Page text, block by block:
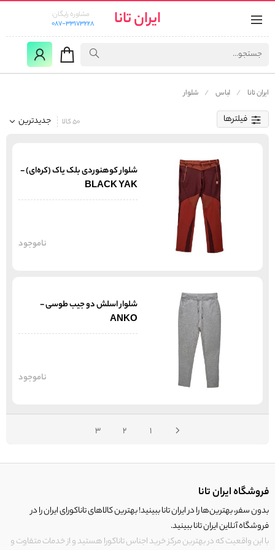
ایران تانا
مشاوره رایگان:
087-33173228
ایران تانا لباس شلوار
فیلترها جدیدترین 50 کالا
شلوار کوهنوردی بلک یاک (کره‌ای) -
BLACK YAK
ناموجود
شلوار اسلش دو جیب طوسی -
ANKO
ناموجود
1
2
3
فروشگاه ایران تانا
بدون سفر، بهترین‌ها را در ایران تانا ببینید! بهترین کالاهای تاناکورای ایران را در
فروشگاه آنلاین ایران تانا ببینید.
با این واقعیت که در بهترین مرکز خرید اجناس تاناکورا هستید و از خدمات متفاوت و